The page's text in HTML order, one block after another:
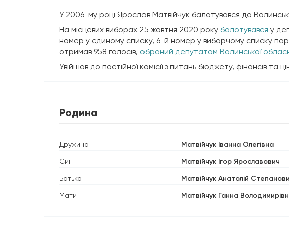
У 2006-му році Ярослав Матвійчук балотувався до
На місцевих виборах 25 жовтня 2020 року балотувався у
номер у єдиному списку, 6-й номер у виборчому списку
отримав 958 голосів, обраний депутатом Волинської
Увійшов до постійної комісії з питань бюджету, фінансів та
Родина
Дружина Матвійчук Іванна Олегівна
Син Матвійчук Ігор Ярославович
Батько Матвійчук Анатолій
Мати Матвійчук Ганна